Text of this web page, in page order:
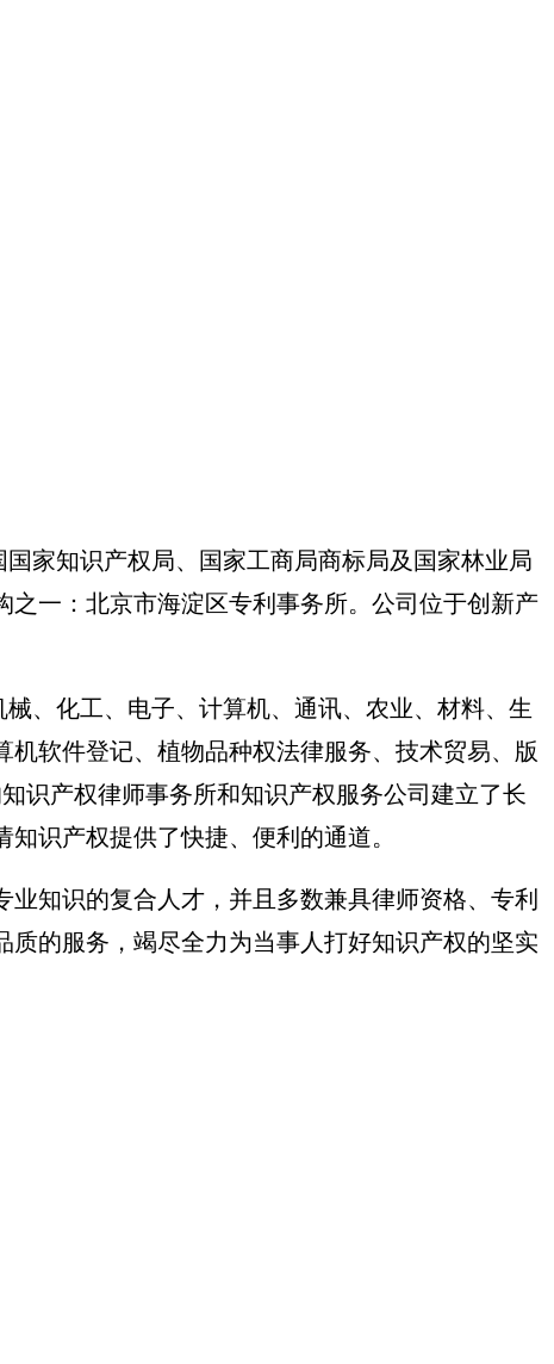
家知识产权局、国家工商局商标局及国家林业局
一：北京市海淀区专利事务所。公司位于创新产
、化工、电子、计算机、通讯、农业、材料、生
软件登记、植物品种权法律服务、技术贸易、版
识产权律师事务所和知识产权服务公司建立了长
识产权提供了快捷、便利的通道。
知识的复合人才，并且多数兼具律师资格、专利
的服务，竭尽全力为当事人打好知识产权的坚实